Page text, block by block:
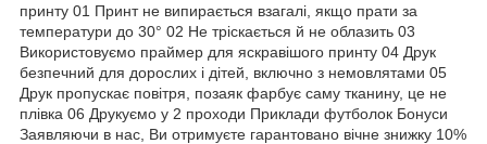
принту 01 Принт не випирається взагалі, якщо прати за
температури до 30° 02 Не тріскається й не облазить 03
Використовуємо праймер для яскравішого принту 04 Друк
безпечний для дорослих і дітей, включно з немовлятами 05
Друк пропускає повітря, позаяк фарбує саму тканину, це не
плівка 06 Друкуємо у 2 проходи Приклади футболок Бонуси
Заявляючи в нас, Ви отримуєте гарантовано вічне знижку 10%